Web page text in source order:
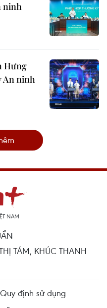
ninh
Hưng
An ninh
NAM
TÁM, KHÚC THANH
Quy định sử dụng